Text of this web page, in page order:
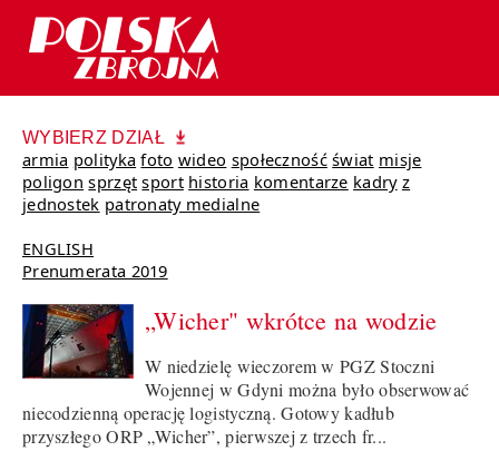
WYBIERZ DZIAŁ
armia polityka foto wideo społeczność świat misje
poligon sprzęt sport historia komentarze kadry z
jednostek patronaty medialne
ENGLISH
Prenumerata 2019
„Wicher" wkrótce na wodzie
W niedzielę wieczorem w PGZ Stoczni
Wojennej w Gdyni można było obserwować
niecodzienną operację logistyczną. Gotowy kadłub
przyszłego ORP „Wicher”, pierwszej z trzech fr...